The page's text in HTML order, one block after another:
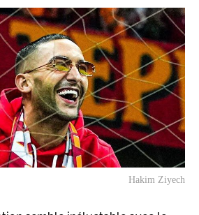
Hakim Ziyech